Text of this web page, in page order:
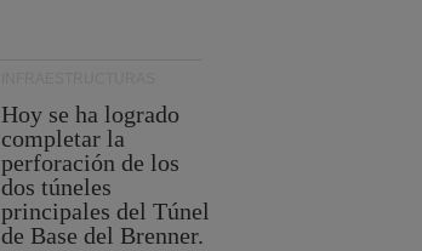
Hoy se ha logrado
completar la
perforación de los
dos túneles
principales del Túnel
de Base del Brenner.